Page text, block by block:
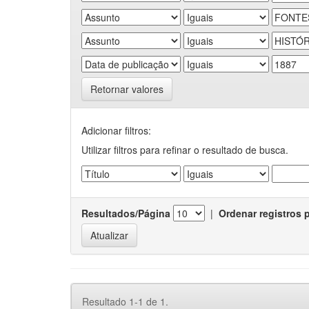
Retornar valores
Adicionar filtros:
Utilizar filtros para refinar o resultado de busca.
Resultados/Página | Ordenar registros
Resultado 1-1 de 1.